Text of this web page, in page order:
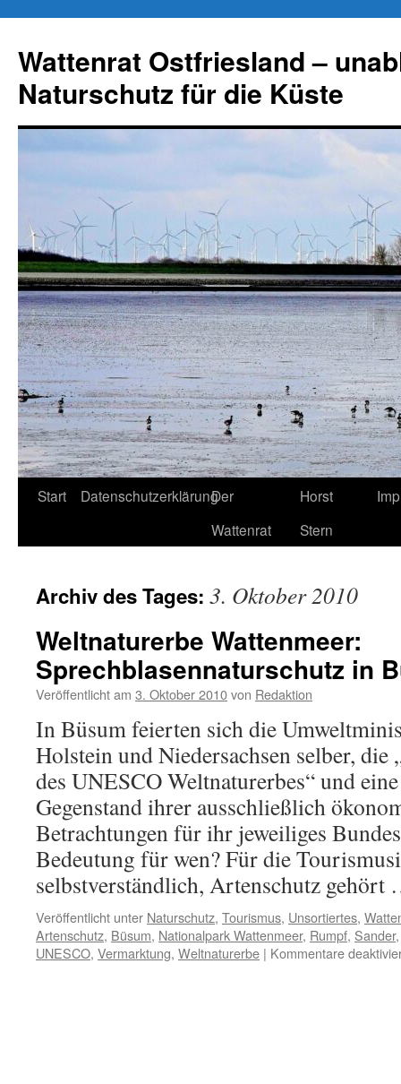
springen
Wattenrat Ostfriesland –
Naturschutz für die Küste
Start DatenschutzerklärungDer
Wattenrat
Horst
Stern
Archiv des Tages: 3. Oktober 2010
Weltnaturerbe Wattenmeer:
Sprechblasennaturschutz in
Veröffentlicht am 3. Oktober 2010von Redaktion
In Büsum feierten sich die
Holstein und Niedersachsen selber, die
des UNESCO Weltnaturerbes“ und
Gegenstand ihrer ausschließlich
Betrachtungen für ihr jeweiliges
Bedeutung für wen? Für die
selbstverständlich, Artenschutz
Veröffentlicht unter Naturschutz, Tourismus, Unsortiertes,
Artenschutz, Büsum, Nationalpark Wattenmeer, Rumpf, Sander
UNESCO, Vermarktung, Weltnaturerbe | Kommentare